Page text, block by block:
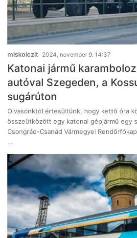
miskolczit 2024, november 9. 14:37
Katonai jármű
autóval Szegeden, a
sugárúton
Olvasónktól értesültünk, hogy kettő óra
összeütközött egy katonai gépjármű egy
Csongrád-Csanád Vármegyei
…